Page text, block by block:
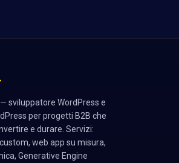
— sviluppatore WordPress e
per progetti B2B che
e durare. Servizi:
web app su misura,
Generative Engine